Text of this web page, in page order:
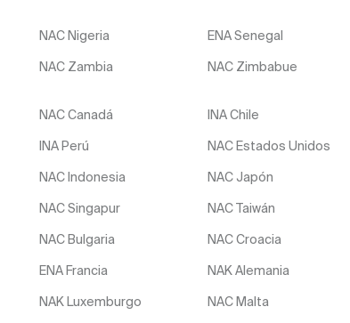
NAC Nigeria ENA Senegal
NAC Zambia NAC Zimbabue
NAC Canadá INA Chile
INA Perú NAC Estados Unidos
NAC Indonesia NAC Japón
NAC Singapur NAC Taiwán
NAC Bulgaria NAC Croacia
ENA Francia NAK Alemania
NAK Luxemburgo NAC Malta